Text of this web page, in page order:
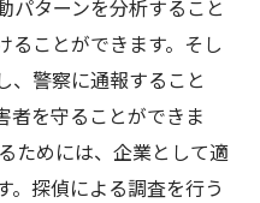
パターンを分析すること
ることができます。そし
、警察に通報すること
者を守ることができま
ためには、企業として適
。探偵による調査を行う